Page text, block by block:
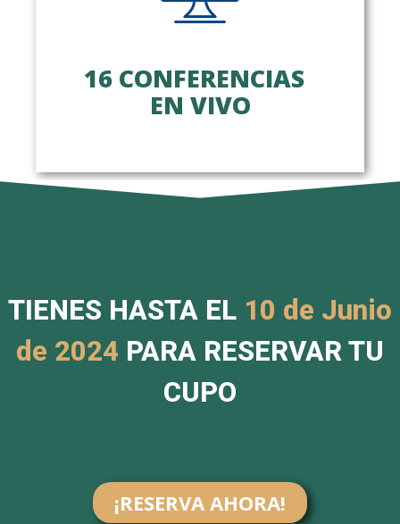
16 CONFERENCIAS
EN VIVO
TIENES HASTA EL 10 de Junio
de 2024 PARA RESERVAR TU
CUPO
¡RESERVA AHORA!